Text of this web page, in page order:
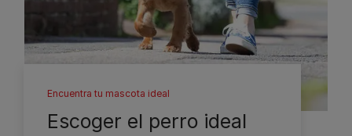
Encuentra tu mascota ideal
Escoger el perro ideal